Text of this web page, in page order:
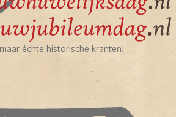
échte historische kranten!